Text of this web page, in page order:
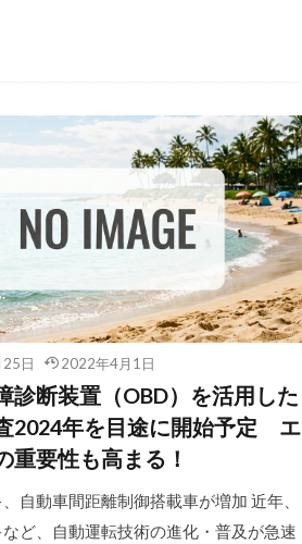
日 2022年4月1日
診断装置（OBD）を活用した
2024年を目途に開始予定 エ
重要性も高まる！
自動車間距離制御搭載車が増加 近年、
ど、自動運転技術の進化・普及が急速